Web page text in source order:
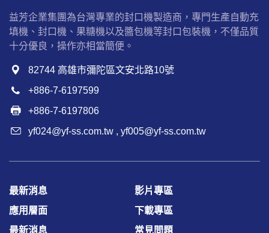
益芳企業集團為台灣專業的封口機製造商，專門生產自動充
填機、封口機、果糖機以及醬包機等封口包裝機，不僅品質
十分優良，操作亦相當簡便。
82744 高雄市彌陀區文安北路10號
+886-7-6197599
+886-7-6197806
yf024@yf-ss.com.tw , yf005@yf-ss.com.tw
最新消息
影片專區
應用層面
下載專區
最新消息
常見問題